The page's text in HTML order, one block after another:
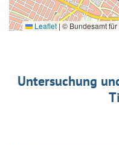
Leaflet| © Bundesamt
Untersuchung